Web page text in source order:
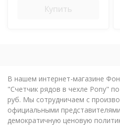
Купить
В нашем интернет-магазине
"Счетчик рядов в чехле Pony"
руб. Мы сотрудничаем с
официальными
демократичную ценовую